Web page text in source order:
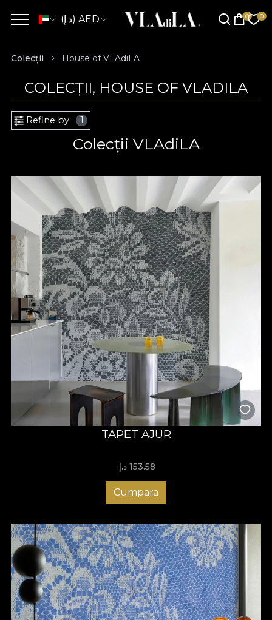
(د.إ) AED
Colecții House of VLAdiLA
COLECȚII, HOUSE OF VLADILA
Refine by 1
Colecții VLAdiLA
TAPET AJUR
153.58 د.إ.‏
Cumpara